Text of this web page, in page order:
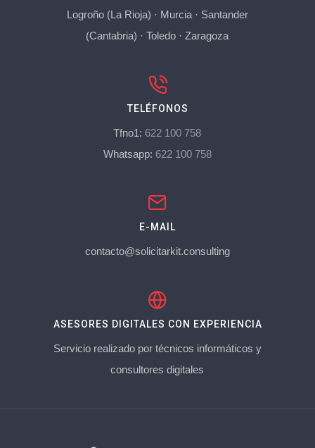
Logroño (La Rioja) · Murcia· Santander
(Cantabria) ·Toledo ·Zaragoza
TELÉFONOS
Tfno1: 622 100 758
Whatsapp: 622 100 758
E-MAIL
contacto@solicitarkit.consulting
ASESORES DIGITALES CON EXPERIENCIA
Servicio realizado por técnicos informáticos y
consultores digitales